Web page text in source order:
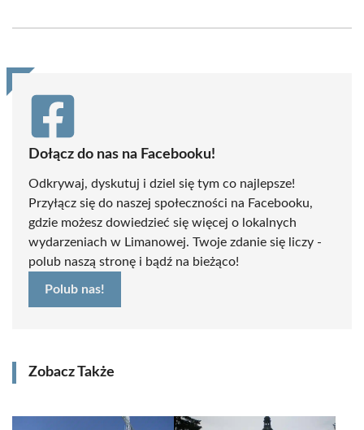
(Twitter)
Dołącz do nas na Facebooku!
Odkrywaj, dyskutuj i dziel się tym co najlepsze!
Przyłącz się do naszej społeczności na Facebooku,
gdzie możesz dowiedzieć się więcej o lokalnych
wydarzeniach w Limanowej. Twoje zdanie się liczy -
polub naszą stronę i bądź na bieżąco!
Polub nas!
Zobacz Także